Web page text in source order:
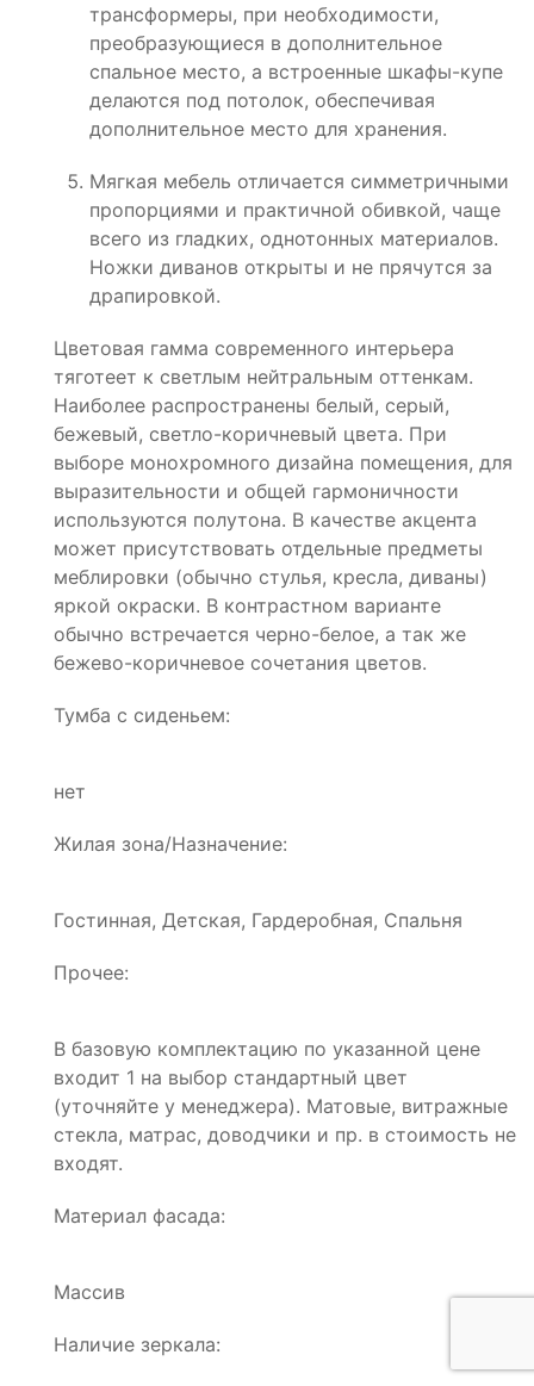
трансформеры, при необходимости,
преобразующиеся в дополнительное
спальное место, а встроенные шкафы-купе
делаются под потолок, обеспечивая
дополнительное место для хранения.
Мягкая мебель отличается симметричными
пропорциями и практичной обивкой, чаще
всего из гладких, однотонных материалов.
Ножки диванов открыты и не прячутся за
драпировкой.
Цветовая гамма современного интерьера
тяготеет к светлым нейтральным оттенкам.
Наиболее распространены белый, серый,
бежевый, светло-коричневый цвета. При
выборе монохромного дизайна помещения, для
выразительности и общей гармоничности
используются полутона. В качестве акцента
может присутствовать отдельные предметы
меблировки (обычно стулья, кресла, диваны)
яркой окраски. В контрастном варианте
обычно встречается черно-белое, а так же
бежево-коричневое сочетания цветов.
Тумба с сиденьем:
нет
Жилая зона/Назначение:
Гостинная, Детская, Гардеробная, Спальня
Прочее:
В базовую комплектацию по указанной цене
входит 1 на выбор стандартный цвет
(уточняйте у менеджера). Матовые, витражные
стекла, матрас, доводчики и пр. в стоимость не
входят.
Материал фасада:
Массив
Наличие зеркала: